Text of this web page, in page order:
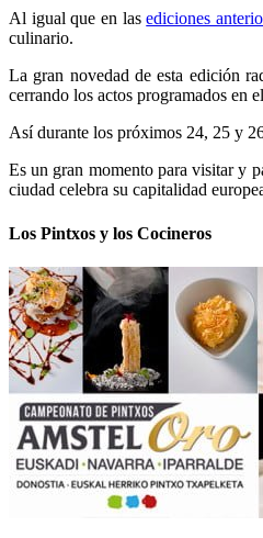
Al igual que en lasediciones
culinario.
La gran novedad de esta edición
cerrando los actos programados en el
Así durante los próximos 24, 25 y
Es un gran momento para visitar y
ciudad celebra su capitalidad
Los Pintxos y los Cocineros